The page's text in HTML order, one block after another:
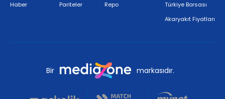
Haber
Pariteler
Repo
Türkiye Borsası
Akaryakıt Fiyatları
Bir markasıdır.